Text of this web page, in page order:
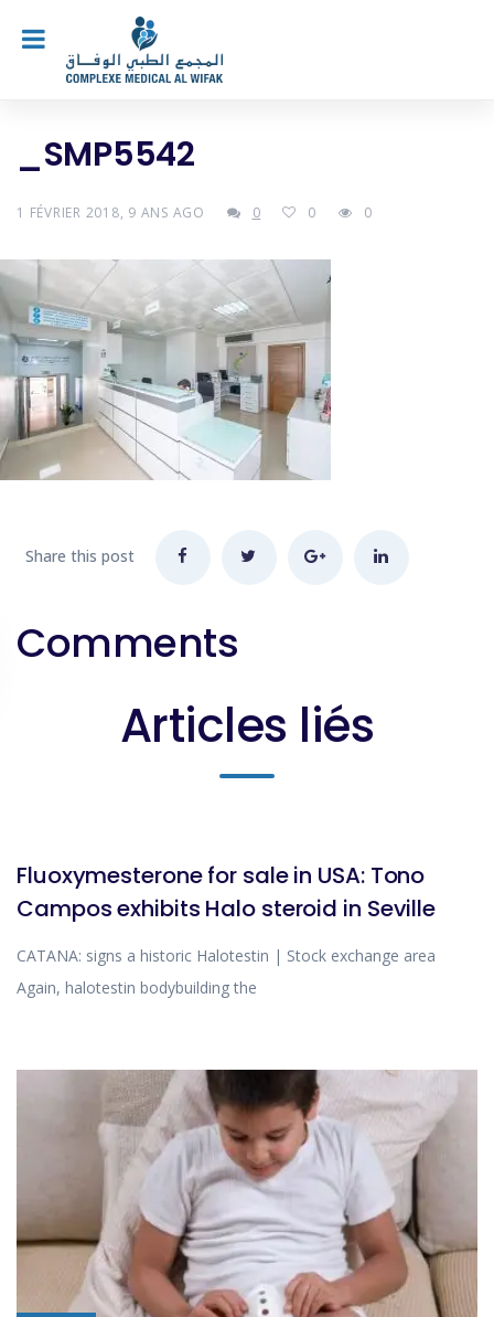
_SMP5542
1 FÉVRIER 2018, 9 ANS AGO 0 0 0
Share this post
Comments
Articles liés
Fluoxymesterone for sale in USA: Tono
Campos exhibits Halo steroid in Seville
CATANA: signs a historic Halotestin | Stock exchange area
Again, halotestin bodybuilding the